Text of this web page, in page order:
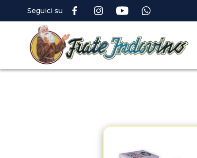
Seguici su